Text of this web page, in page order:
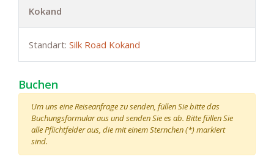
Kokand
Standart: Silk Road Kokand
Buchen
Um uns eine Reiseanfrage zu senden, füllen Sie bitte das
Buchungsformular aus und senden Sie es ab. Bitte füllen Sie
alle Pflichtfelder aus, die mit einem Sternchen (*) markiert
sind.